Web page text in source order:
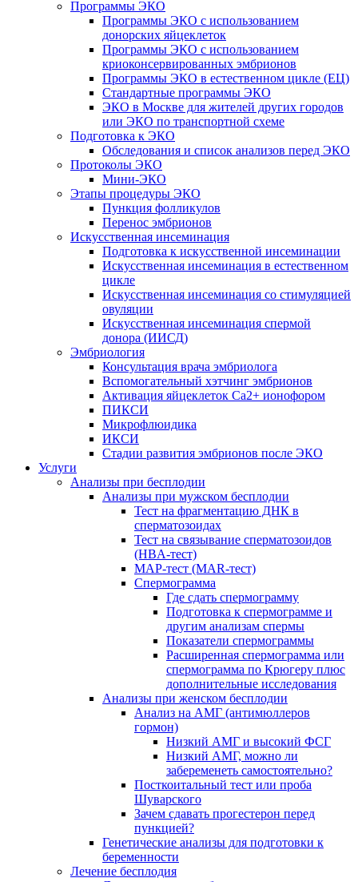
Программы ЭКО
Программы ЭКО с использованием
донорских яйцеклеток
Программы ЭКО с использованием
криоконсервированных эмбрионов
Программы ЭКО в естественном цикле (ЕЦ)
Стандартные программы ЭКО
ЭКО в Москве для жителей других городов
или ЭКО по транспортной схеме
Подготовка к ЭКО
Обследования и список анализов перед ЭКО
Протоколы ЭКО
Мини-ЭКО
Этапы процедуры ЭКО
Пункция фолликулов
Перенос эмбрионов
Искусственная инсеминация
Подготовка к искусственной инсеминации
Искусственная инсеминация в естественном
цикле
Искусственная инсеминация со стимуляцией
овуляции
Искусственная инсеминация спермой
донора (ИИСД)
Эмбриология
Консультация врача эмбриолога
Вспомогательный хэтчинг эмбрионов
Активация яйцеклеток Са2+ ионофором
ПИКСИ
Микрофлюидика
ИКСИ
Стадии развития эмбрионов после ЭКО
Услуги
Анализы при бесплодии
Анализы при мужском бесплодии
Тест на фрагментацию ДНК в
сперматозоидах
Тест на связывание сперматозоидов
(HBA-тест)
МАР-тест (MAR-тест)
Спермограмма
Где сдать спермограмму
Подготовка к спермограмме и
другим анализам спермы
Показатели спермограммы
Расширенная спермограмма или
спермограмма по Крюгеру плюс
дополнительные исследования
Анализы при женском бесплодии
Анализ на АМГ (антимюллеров
гормон)
Низкий АМГ и высокий ФСГ
Низкий АМГ, можно ли
забеременеть самостоятельно?
Посткоитальный тест или проба
Шуварского
Зачем сдавать прогестерон перед
пункцией?
Генетические анализы для подготовки к
беременности
Лечение бесплодия